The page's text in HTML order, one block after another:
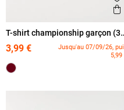
T-shirt championship garçon (3-
3,99 €
Jusqu'au 07/09/26,
5,99